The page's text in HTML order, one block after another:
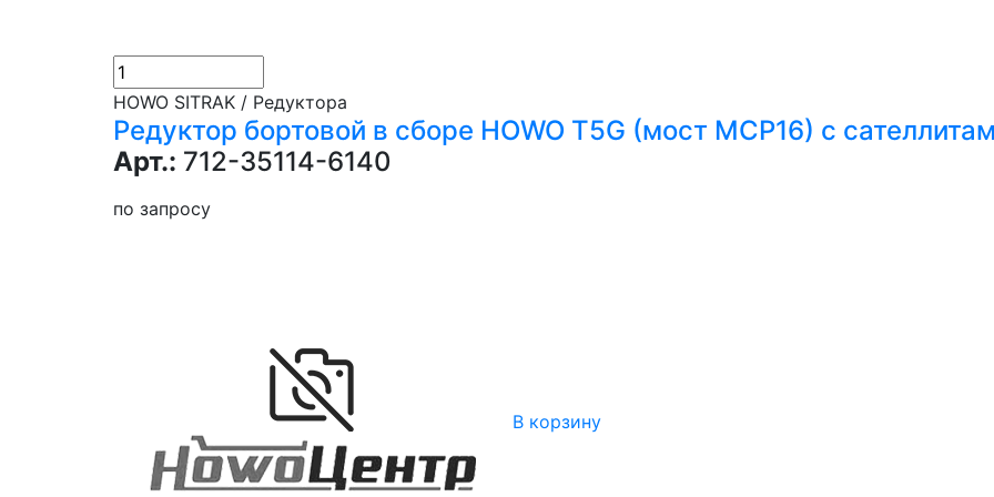
HOWO SITRAK / Редуктора
Редуктор бортовой в сборе HOWO T5G (мост MCP16) с
Арт.: 712-35114-6140
по запросу
В корзину